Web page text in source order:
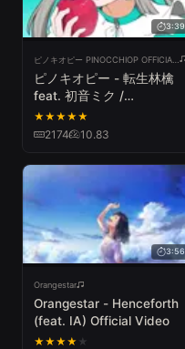
3:39
ピノキオピー - 転生林檎
feat. 初音ミク /
Reincarnation Apple
★★★★★
2174 10.83
3:56
Orangestar
Orangestar - Henceforth
(feat. IA) Official Video
★★★★ ★